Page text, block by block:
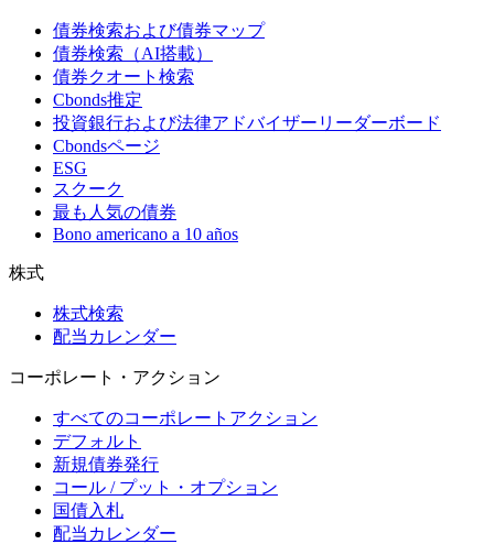
債券検索および債券マップ
債券検索（AI搭載）
債券クオート検索
Cbonds推定
投資銀行および法律アドバイザーリーダーボード
Cbondsページ
ESG
スクーク
最も人気の債券
Bono americano a 10 años
株式
株式検索
配当カレンダー
コーポレート・アクション
すべてのコーポレートアクション
デフォルト
新規債券発行
コール / プット・オプション
国債入札
配当カレンダー